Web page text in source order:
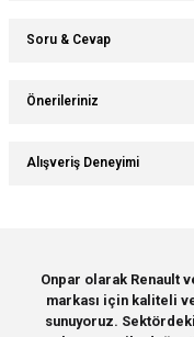
Soru & Cevap
Önerileriniz
Bu ürünün fiyat bilgisi,
yetersiz gördüğünüz
Ürün resmi kalitesiz,
Ürün açıklamasında
Ürün bilgilerinde hatalar
Alışveriş Deneyimi
Onpar olarak Renault
markası için kaliteli
sunuyoruz.